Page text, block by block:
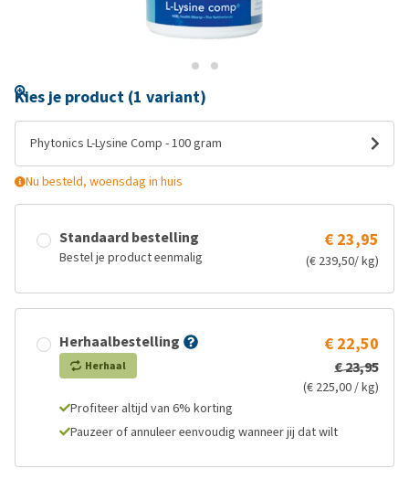
Kies je product (1 variant)
Phytonics L-Lysine Comp - 100 gram
Nu besteld, woensdag in huis
Standaard bestelling
Bestel je product eenmalig
€ 23,95
(€ 239,50/ kg)
Herhaalbestelling
Herhaal
€ 22,50
€ 23,95
(€ 225,00 / kg)
Profiteer altijd van 6% korting
Pauzeer of annuleer eenvoudig wanneer jij dat wilt